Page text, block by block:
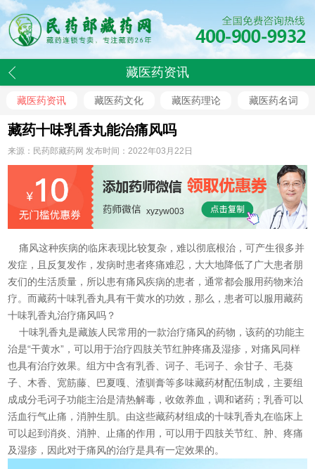
藏医药资讯
藏医药资讯 藏医药文化 藏医药理论 藏医药名词
藏药十味乳香丸能治痛风吗
来源：民药郎藏药网 发布时间：2022年03月22日
xyzyw003
痛风这种疾病的临床表现比较复杂，难以彻底根治，可产生很多并
发症，且反复发作，发病时患者疼痛难忍，大大地降低了广大患者朋
友们的生活质量，所以患有痛风疾病的患者，通常都会服用药物来治
疗。而藏药十味乳香丸具有干黄水的功效，那么，患者可以服用藏药
十味乳香丸治疗痛风吗？
十味乳香丸是藏族人民常用的一款治疗痛风的药物，该药的功能主
治是“干黄水”，可以用于治疗四肢关节红肿疼痛及湿疹，对痛风同样
也具有治疗效果。组方中含有乳香、诃子、毛诃子、余甘子、毛葵
子、木香、宽筋藤、巴夏嘎、渣驯膏等多味藏药材配伍制成，主要组
成成分毛诃子功能主治是清热解毒，收敛养血，调和诸药；乳香可以
活血行气止痛，消肿生肌。由这些藏药材组成的十味乳香丸在临床上
可以起到消炎、消肿、止痛的作用，可以用于四肢关节红、肿、疼痛
及湿疹，因此对于痛风的治疗是具有一定效果的。